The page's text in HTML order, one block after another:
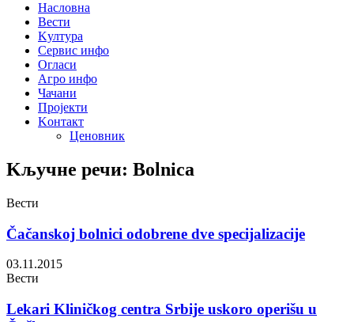
Насловна
Вести
Kултура
Сервис инфо
Огласи
Агро инфо
Чачани
Пројекти
Kонтакт
Ценовник
Kључне речи: Bolnica
Вести
Čačanskoj bolnici odobrene dve specijalizacije
03.11.2015
Вести
Lekari Kliničkog centra Srbije uskoro operišu u